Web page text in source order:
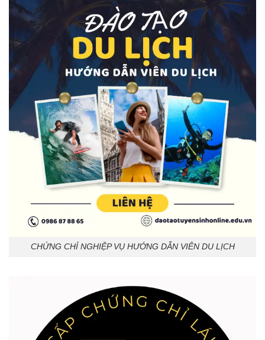
CHỨNG CHỈ NGHIỆP VỤ HƯỚNG DẪN VIÊN DU LỊCH